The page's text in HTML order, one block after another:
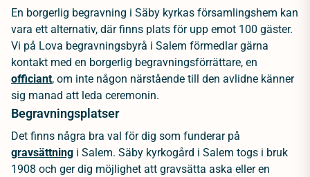
En borgerlig begravning i Säby kyrkas församlingshem kan
vara ett alternativ, där finns plats för upp emot 100 gäster.
Vi på Lova begravningsbyrå i Salem förmedlar gärna
kontakt med en borgerlig begravningsförrättare, en
officiant, om inte någon närstående till den avlidne känner
sig manad att leda ceremonin.
Begravningsplatser
Det finns några bra val för dig som funderar på
gravsättning i Salem. Säby kyrkogård i Salem togs i bruk
1908 och ger dig möjlighet att gravsätta aska eller en